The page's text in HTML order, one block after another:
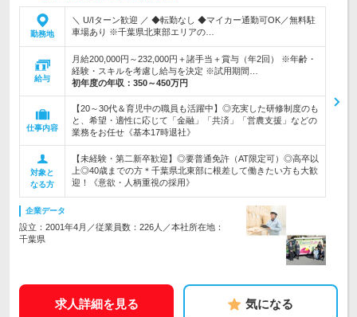
勤務地
＼ U/Iターン歓迎 ／ ◆転勤なし ◆マイカー通勤可OK／無料駐
車場あり ※千葉県北東部エリアの…
給与
月給200,000円～232,000円＋諸手当＋賞与（年2回） ※年齢・
経験・スキルを考慮し給与を決定 ※試用期間…
初年度の年収： 350～450万円
仕事内容
【20～30代＆育児中の職員も活躍中】◎充実した研修制度のも
と、希望・適性に応じて「金融」「共済」「営農支援」などの
業務をお任せ《基本17時退社》
対象と
なる方
【未経験・第二新卒歓迎】◎要普通免許（AT限定可）◎高卒以
上◎40歳までの方＊千葉県北東部に根差して働きたい方も大歓
迎！《意欲・人柄重視の採用》
企業データ
設立：2001年4月／従業員数：226人／本社所在地：
千葉県
求人詳細を見る 気になる